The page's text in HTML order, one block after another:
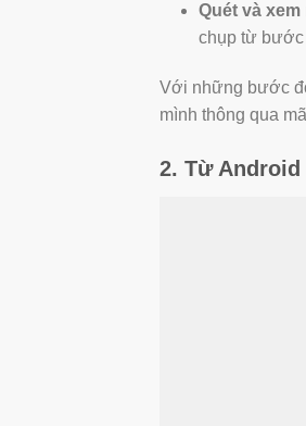
Quét và xem
chụp từ bước
Với những bước
mình thông qua
2. Từ